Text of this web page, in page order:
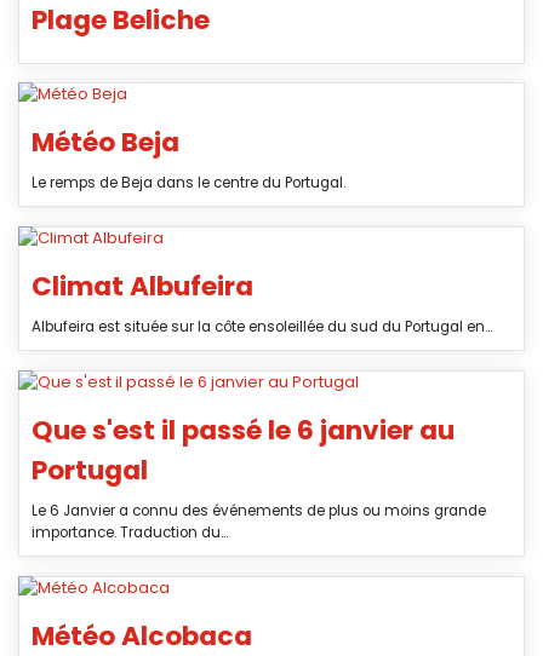
Plage Beliche
Météo Beja
Le remps de Beja dans le centre du Portugal.
Climat Albufeira
Albufeira est située sur la côte ensoleillée du sud du Portugal en...
Que s'est il passé le 6 janvier au
Portugal
Le 6 Janvier a connu des événements de plus ou moins grande
importance. Traduction du...
Météo Alcobaca